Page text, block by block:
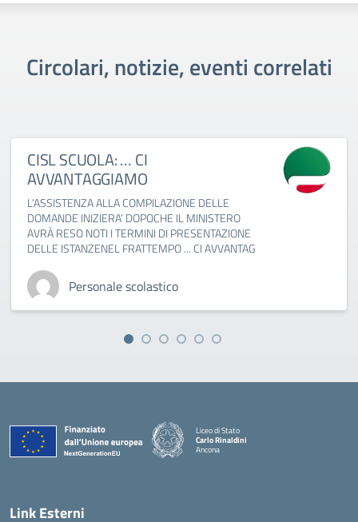
Circolari, notizie, eventi correlati
CISL SCUOLA: … CI
AVVANTAGGIAMO
L’ASSISTENZA ALLA COMPILAZIONE DELLE
DOMANDE INIZIERA’ DOPOCHE IL MINISTERO
AVRÀ RESO NOTI I TERMINI DI PRESENTAZIONE
DELLE ISTANZENEL FRATTEMPO ... CI AVVANTAG
Personale scolastico
Liceo di Stato
Carlo Rinaldini
Ancona
Link Esterni